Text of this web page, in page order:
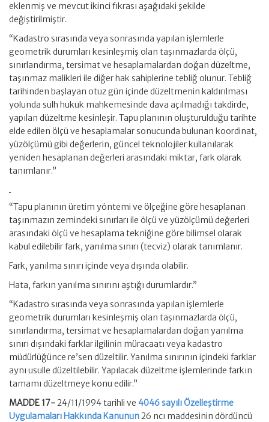
eklenmiş ve mevcut ikinci fıkrası aşağıdaki şekilde
değiştirilmiştir.
“Kadastro sırasında veya sonrasında yapılan işlemlerle
geometrik durumları kesinleşmiş olan taşınmazlarda ölçü,
sınırlandırma, tersimat ve hesaplamalardan doğan düzeltme,
taşınmaz malikleri ile diğer hak sahiplerine tebliğ olunur. Tebliğ
tarihinden başlayan otuz gün içinde düzeltmenin kaldırılması
yolunda sulh hukuk mahkemesinde dava açılmadığı takdirde,
yapılan düzeltme kesinleşir. Tapu planının oluşturulduğu tarihte
elde edilen ölçü ve hesaplamalar sonucunda bulunan koordinat,
yüzölçümü gibi değerlerin, güncel teknolojiler kullanılarak
yeniden hesaplanan değerleri arasındaki miktar, fark olarak
tanımlanır.”
“Tapu planının üretim yöntemi ve ölçeğine göre hesaplanan
taşınmazın zemindeki sınırları ile ölçü ve yüzölçümü değerleri
arasındaki ölçü ve hesaplama tekniğine göre bilimsel olarak
kabul edilebilir fark, yanılma sınırı (tecviz) olarak tanımlanır.
Fark, yanılma sınırı içinde veya dışında olabilir.
Hata, farkın yanılma sınırını aştığı durumlardır.”
“Kadastro sırasında veya sonrasında yapılan işlemlerle
geometrik durumları kesinleşmiş olan taşınmazlarda ölçü,
sınırlandırma, tersimat ve hesaplamalardan doğan yanılma
sınırı dışındaki farklar ilgilinin müracaatı veya kadastro
müdürlüğünce re’sen düzeltilir. Yanılma sınırının içindeki farklar
aynı usulle düzeltilebilir. Yapılacak düzeltme işlemlerinde farkın
tamamı düzeltmeye konu edilir.”
MADDE 17-24/11/1994 tarihli ve 4046 sayılı Özelleştirme
Uygulamaları Hakkında Kanunun26 ncı maddesinin dördüncü